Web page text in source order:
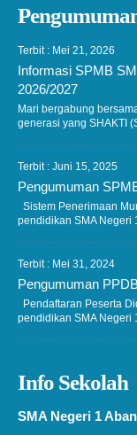
Terbit : Mei 21, 2026
Informasi SPMB
2026/2027
Mari bergabung
generasi yang SHAKTI
Terbit : Juni 15, 2025
Pengumuman
Sistem Penerimaan
pendidikan SMA Negeri
Terbit : Mei 31, 2024
Pengumuman
Pendaftaran Peserta
pendidikan SMA Negeri
Info Sekolah
SMA Negeri 1